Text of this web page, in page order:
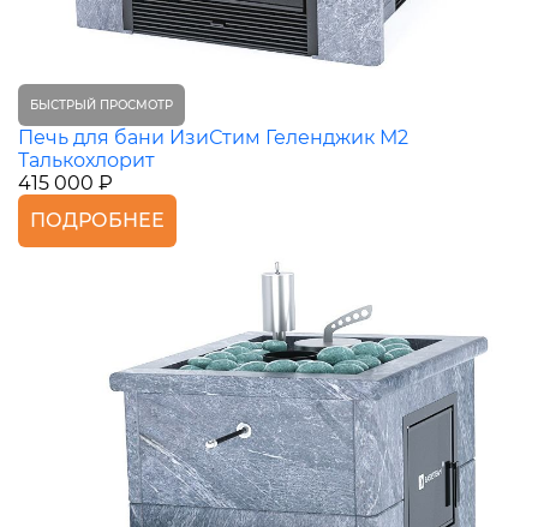
БЫСТРЫЙ ПРОСМОТР
Печь для бани ИзиСтим Геленджик М2
Талькохлорит
415 000 ₽
ПОДРОБНЕЕ